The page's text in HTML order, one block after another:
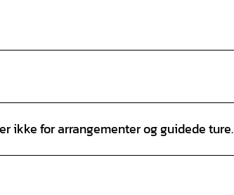
ikke for arrangementer og guidede ture.